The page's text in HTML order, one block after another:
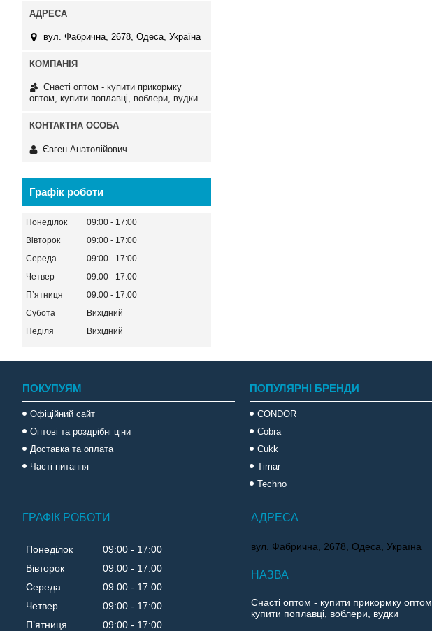
вул. Фабрична, 2678, Одеса, Україна
Снасті оптом - купити прикормку
оптом, купити поплавці, воблери, вудки
Євген Анатолійович
Графік роботи
Понеділок 09:00
17:00
Вівторок
09:00
17:00
Середа
09:00
17:00
Четвер
09:00
17:00
Пʼятниця
09:00
17:00
Субота
Вихідний
Неділя
Вихідний
ПОКУПУЯМ
Офіційний сайт
Оптові та роздрібні ціни
Доставка та оплата
Часті питання
ПОПУЛЯРНІ БРЕНДИ
CONDOR
Cobra
Cukk
Timar
Techno
ГРАФІК РОБОТИ
Понеділок 09:00
17:00
Вівторок
09:00
17:00
Середа
09:00
17:00
Четвер
09:00
17:00
Пʼятниця
09:00 17:00
вул. Фабрична, 2678, Одеса, Україна
Снасті оптом - купити прикормку оптом,
купити поплавці, воблери, вудки